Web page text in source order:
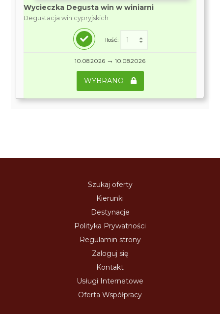
Wycieczka Degusta win w winiarni
Degustacja win cypryjskich
Ilość:
10.08.2026 → 10.08.2026
WYBRANO
Szukaj oferty
Kierunki
Destynacje
Polityka Prywatności
Regulamin strony
Zaloguj się
Kontakt
Usługi Internetowe
Oferta Współpracy